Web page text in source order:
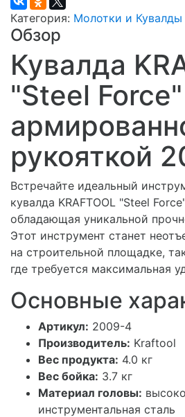
Категория: Молотки и Кувалды
Обзор
Кувалда
"Steel
рукояткой
Встречайте идеальный
кувалда KRAFTOOL "Steel
обладающая уникальной
Этот инструмент станет
на строительной площадке,
где требуется максимальная
Основные
Артикул: 2009-4
Производитель: Kraftool
Вес продукта: 4.0 кг
Вес бойка: 3.7 кг
Материал головы:
инструментальная сталь